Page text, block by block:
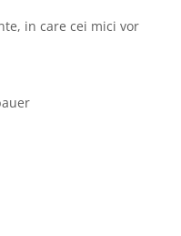
in care cei mici vor